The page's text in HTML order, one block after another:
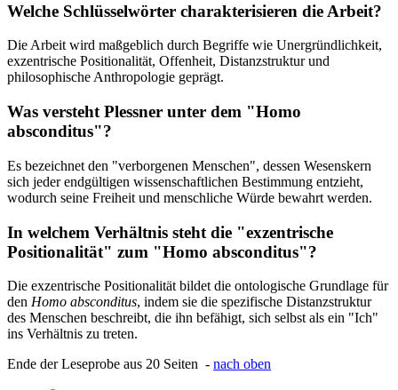
Welche Schlüsselwörter charakterisieren die Arbeit?
Die Arbeit wird maßgeblich durch Begriffe wie Unergründlichkeit,
exzentrische Positionalität, Offenheit, Distanzstruktur und
philosophische Anthropologie geprägt.
Was versteht Plessner unter dem "Homo
absconditus"?
Es bezeichnet den "verborgenen Menschen", dessen Wesenskern
sich jeder endgültigen wissenschaftlichen Bestimmung entzieht,
wodurch seine Freiheit und menschliche Würde bewahrt werden.
In welchem Verhältnis steht die "exzentrische
Positionalität" zum "Homo absconditus"?
Die exzentrische Positionalität bildet die ontologische Grundlage für
den Homo absconditus, indem sie die spezifische Distanzstruktur
des Menschen beschreibt, die ihn befähigt, sich selbst als ein "Ich"
ins Verhältnis zu treten.
Ende der Leseprobe aus 20 Seiten - nach oben